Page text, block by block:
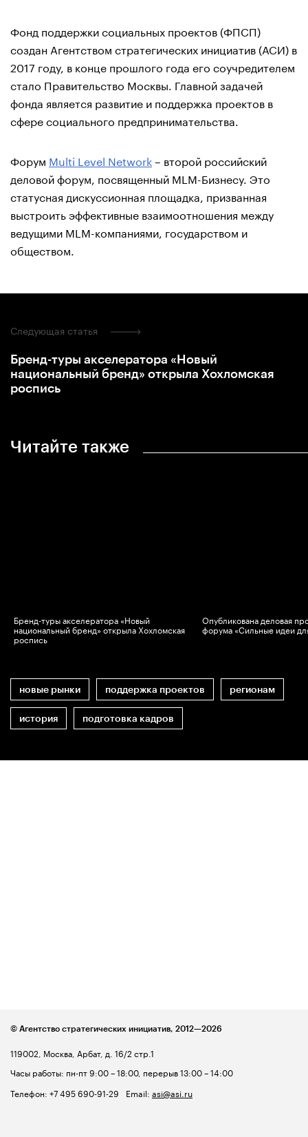
Фонд поддержки социальных проектов (ФПСП)
создан Агентством стратегических инициатив (АСИ) в
2017 году, в конце прошлого года его соучредителем
стало Правительство Москвы. Главной задачей
фонда является развитие и поддержка проектов в
сфере социального предпринимательства.
Форум Multi Level Network– второй российский
деловой форум, посвященный MLM-Бизнесу. Это
статусная дискуссионная площадка, призванная
выстроить эффективные взаимоотношения между
ведущими MLM-компаниями, государством и
обществом.
Читайте также
Бренд-туры акселератора «Новый
национальный бренд» открыла Хохломская
роспись
Опубликована деловая
форума «Сильные идеи
новые рынки поддержка проектов регионам
история подготовка кадров
Следующая статья
Бренд-туры акселератора «Новый
национальный бренд» открыла Хохломская
роспись
119002, Москва, Арбат, д. 16/2 стр.1
Часы работы: пн-пт 9:00 – 18:00, перерыв 13:00 – 14:00
Телефон: +7 495 690-91-29 Email: asi@asi.ru
© Агентство стратегических инициатив, 2012—2026